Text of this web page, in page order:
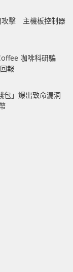
攻擊 主機板控制器
咖啡科研騙
報
包」爆出致命漏洞